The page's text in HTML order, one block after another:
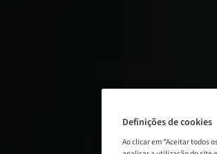
Definições de cookies
Ao clicar em "Aceitar todos